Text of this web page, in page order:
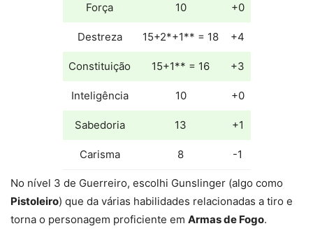
Força 10 +0
Destreza 15+2*+1** = 18 +4
Constituição 15+1** = 16 +3
Inteligência 10 +0
Sabedoria 13 +1
Carisma 8 -1
No nível 3 de Guerreiro, escolhi Gunslinger (algo como
Pistoleiro) que da várias habilidades relacionadas a tiro e
torna o personagem proficiente em Armas de Fogo.